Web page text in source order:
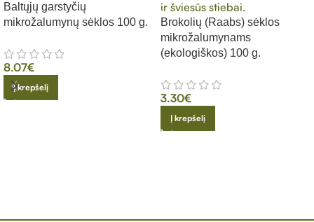
Baltųjų garstyčių
mikrožalumynų sėklos 100 g.
8.07€
Į krepšelį
Brokolių (Raabs) sėklos
mikrožalumynams
(ekologiškos) 100 g.
3.30€
Į krepšelį